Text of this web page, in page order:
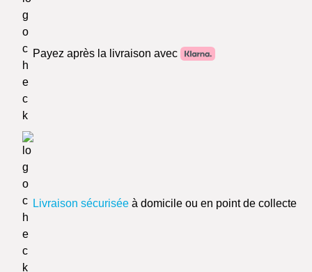
Payez après la livraison avec
Livraison sécurisée à domicile ou en point de collecte